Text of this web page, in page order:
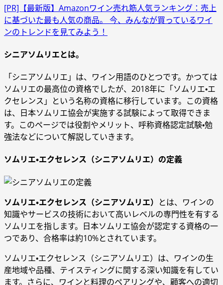
[PR]【最新版】Amazonワイン売れ筋人気ランキング：売上
に基づいた最も人気の商品。 今、みんなが買っているワイ
ンのトレンドを見てみよう！
シニアソムリエとは。
「シニアソムリエ」は、ワイン用語のひとつです。かつては
ソムリエの最高位の資格でしたが、2018年に「ソムリエ・エ
クセレンス」という名称の資格に移行しています。この資格
は、日本ソムリエ協会が実施する試験によって取得できま
す。このページでは役割やメリット、呼称資格認定試験・勉
強法などについて解説していきます。
ソムリエ・エクセレンス（シニアソムリエ）の定義
ソムリエ・エクセレンス（シニアソムリエ） とは、ワインの
知識やサービスの技術において高いレベルの専門性を有する
ソムリエを指します。日本ソムリエ協会が認定する資格の一
つであり、合格率は約10%とされています。
ソムリエ・エクセレンス（シニアソムリエ）は、ワインの生
産地域や品種、テイスティングに関する深い知識を有してい
ます。さらに、ワインと料理のペアリングや、顧客への適切